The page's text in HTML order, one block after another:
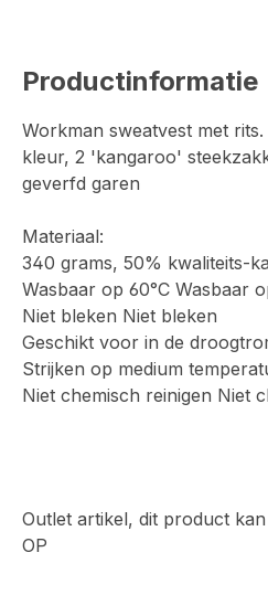
Productinformatie
Workman sweatvest met
kleur, 2 'kangaroo'
geverfd garen
Materiaal:
340 grams, 50% kwaliteits-
Wasbaar op 60°C Wasbaar
Niet bleken Niet bleken
Geschikt voor in de
Strijken op medium
Niet chemisch reinigen Niet
Outlet artikel, dit product
OP